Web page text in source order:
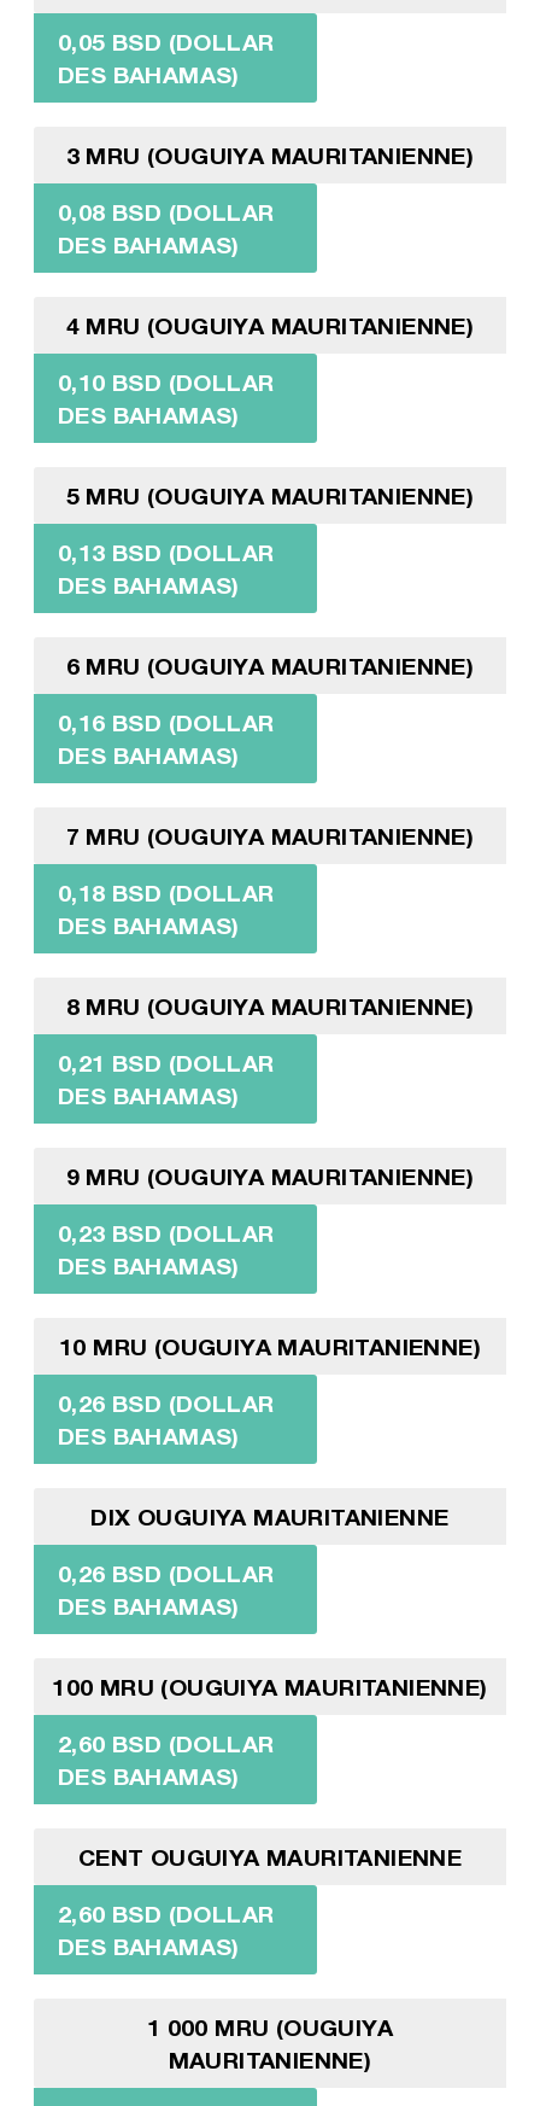
0,05 BSD (DOLLAR
DES BAHAMAS)
3 MRU (OUGUIYA MAURITANIENNE)
0,08 BSD (DOLLAR
DES BAHAMAS)
4 MRU (OUGUIYA MAURITANIENNE)
0,10 BSD (DOLLAR
DES BAHAMAS)
5 MRU (OUGUIYA MAURITANIENNE)
0,13 BSD (DOLLAR
DES BAHAMAS)
6 MRU (OUGUIYA MAURITANIENNE)
0,16 BSD (DOLLAR
DES BAHAMAS)
7 MRU (OUGUIYA MAURITANIENNE)
0,18 BSD (DOLLAR
DES BAHAMAS)
8 MRU (OUGUIYA MAURITANIENNE)
0,21 BSD (DOLLAR
DES BAHAMAS)
9 MRU (OUGUIYA MAURITANIENNE)
0,23 BSD (DOLLAR
DES BAHAMAS)
10 MRU (OUGUIYA MAURITANIENNE)
0,26 BSD (DOLLAR
DES BAHAMAS)
DIX OUGUIYA MAURITANIENNE
0,26 BSD (DOLLAR
DES BAHAMAS)
100 MRU (OUGUIYA MAURITANIENNE)
2,60 BSD (DOLLAR
DES BAHAMAS)
CENT OUGUIYA MAURITANIENNE
2,60 BSD (DOLLAR
DES BAHAMAS)
1 000 MRU (OUGUIYA
MAURITANIENNE)